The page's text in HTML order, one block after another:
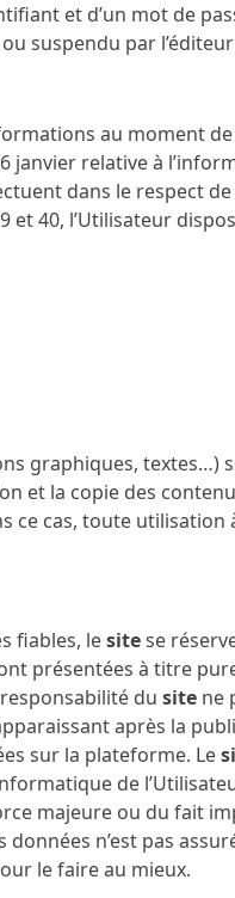
et d’un mot de
suspendu par
au moment
relative à
dans le respect
40, l’Utilisateur
graphiques, textes…)
et la copie des
ce cas, toute utilisation
fiables, lesitese
présentées à titre
dusite ne
après la
sur la plateforme. Le
de
majeure ou du fait
n’est pas
le faire au mieux.